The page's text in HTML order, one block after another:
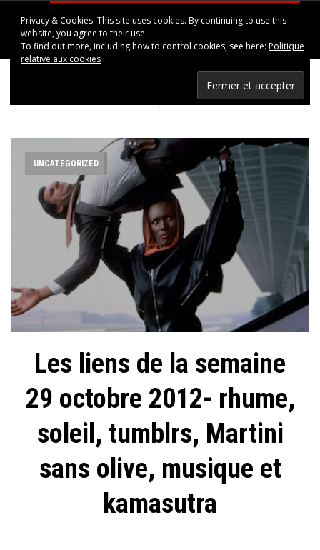
HAPPINESS IN UPPSALA
NEXT POST >
Modèles au Théâtre du Rond Point
UNCATEGORIZED
Les liens de la semaine
29 octobre 2012- rhume,
soleil, tumblrs, Martini
sans olive, musique et
kamasutra
Privacy & Cookies: This site uses cookies. By continuing to use this
website, you agree to their use.
To find out more, including how to control cookies, see here: Politique
relative aux cookies